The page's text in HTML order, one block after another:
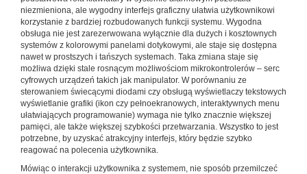
niezmieniona, ale wygodny interfejs graficzny ułatwia użytkownikowi
korzystanie z bardziej rozbudowanych funkcji systemu. Wygodna
obsługa nie jest zarezerwowana wyłącznie dla dużych i kosztownych
systemów z kolorowymi panelami dotykowymi, ale staje się dostępna
nawet w prostszych i tańszych systemach. Taka zmiana staje się
możliwa dzięki stale rosnącym możliwościom mikrokontrolerów – serc
cyfrowych urządzeń takich jak manipulator. W porównaniu ze
sterowaniem świecącymi diodami czy obsługą wyświetlaczy tekstowych
wyświetlanie grafiki (ikon czy pełnoekranowych, interaktywnych menu
ułatwiających programowanie) wymaga nie tylko znacznie większej
pamięci, ale także większej szybkości przetwarzania. Wszystko to jest
potrzebne, by uzyskać atrakcyjny interfejs, który będzie szybko
reagować na polecenia użytkownika.
Mówiąc o interakcji użytkownika z systemem, nie sposób przemilczeć